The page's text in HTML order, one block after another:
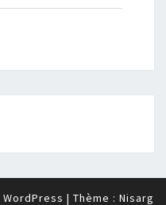
WordPress | Thème : Nisarg